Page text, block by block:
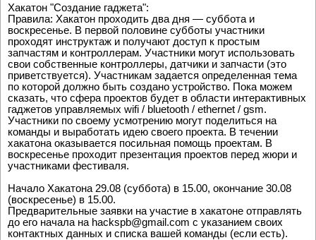
Хакатон "Создание гаджета":
Правила: Хакатон проходить два дня — суббота и
воскресенье. В первой половине субботы участники
проходят инструктаж и получают доступ к простым
запчастям и контроллерам. Участники могут использовать
свои собственные контроллеры, датчики и запчасти (это
приветствуется). Участникам задается определенная тема
по которой должно быть создано устройство. Пока можем
сказать, что сфера проектов будет в области интерактивных
гаджетов управляемых wifi / bluetooth / ethernet / gsm.
Участники по своему усмотрению могут поделиться на
команды и выработать идею своего проекта. В течении
хакатона оказывается посильная помощь проектам. В
воскресенье проходит презентация проектов перед жюри и
участниками фестиваля.
Начало Хакатона 29.08 (суббота) в 15.00, окончание 30.08
(воскресенье) в 15.00.
Предварительные заявки на участие в хакатоне отправлять
до его начала на hackspb@gmail.com с указанием своих
контактных данных и списка вашей команды (если есть).